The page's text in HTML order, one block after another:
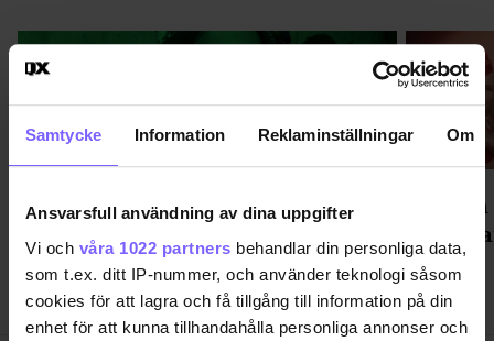
Samtycke Information Reklaminställningar Om
Ansvarsfull användning av dina uppgifter
Vi och våra 1022 partners behandlar din personliga data,
som t.ex. ditt IP-nummer, och använder teknologi såsom
cookies för att lagra och få tillgång till information på din
enhet för att kunna tillhandahålla personliga annonser och
Way Out West: OG BELLA ska
spela bh:n av publiken under tre
kaotiska gig
av